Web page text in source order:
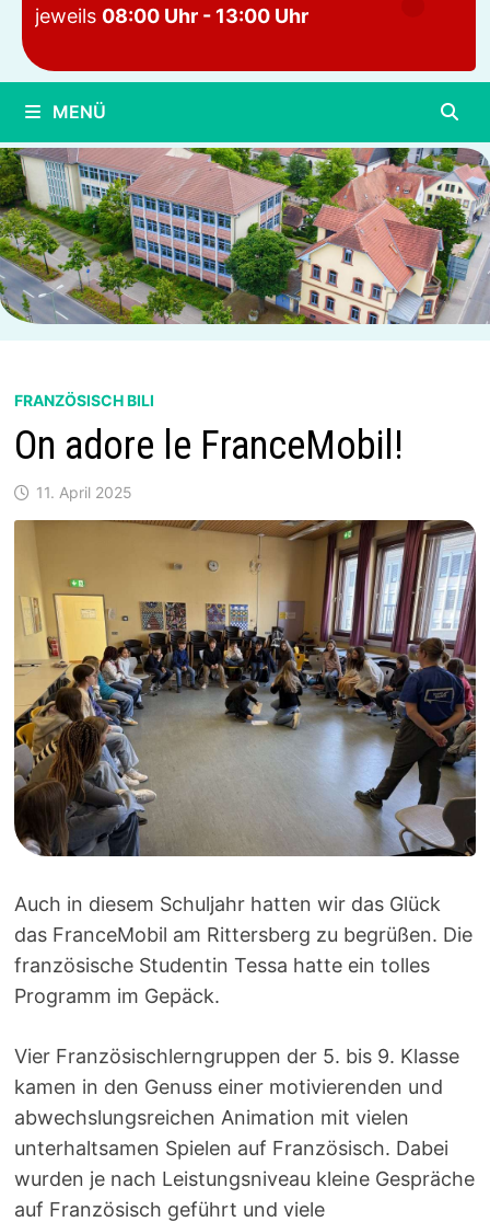
jeweils 08:00 Uhr - 13:00 Uhr
MENÜ
FRANZÖSISCH BILI
On adore le FranceMobil!
11. April 2025
Auch in diesem Schuljahr hatten wir das Glück
das FranceMobil am Rittersberg zu begrüßen. Die
französische Studentin Tessa hatte ein tolles
Programm im Gepäck.
Vier Französischlerngruppen der 5. bis 9. Klasse
kamen in den Genuss einer motivierenden und
abwechslungsreichen Animation mit vielen
unterhaltsamen Spielen auf Französisch. Dabei
wurden je nach Leistungsniveau kleine Gespräche
auf Französisch geführt und viele